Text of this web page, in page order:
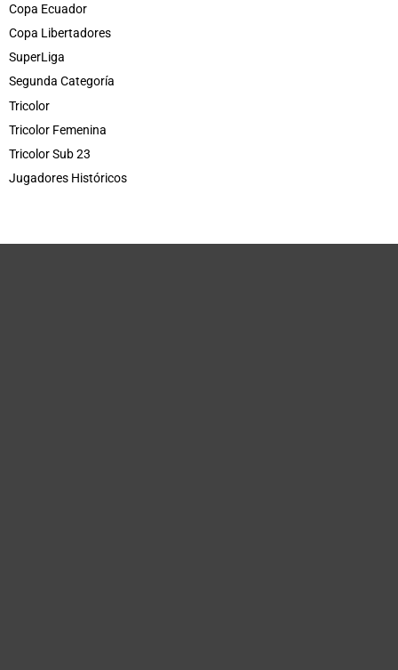
Copa Ecuador
Copa Libertadores
SuperLiga
Segunda Categoría
Tricolor
Tricolor Femenina
Tricolor Sub 23
Jugadores Históricos